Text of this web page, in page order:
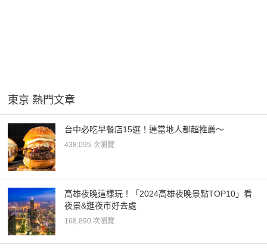
東京 熱門文章
台中必吃早餐店15選！連當地人都超推薦～
438,095 次瀏覽
高雄夜晚這樣玩！「2024高雄夜晚景點TOP10」看
夜景&逛夜市好去處
168,890 次瀏覽